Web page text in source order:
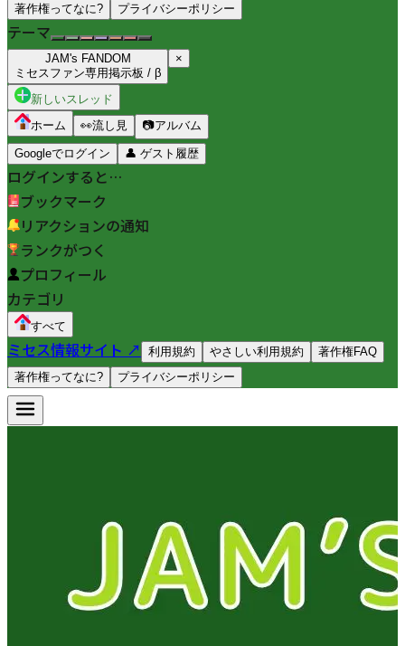
著作権ってなに?
プライバシーポリシー
テーマ
JAM's FANDOM
ミセスファン専用掲示板 / β
×
新しいスレッド
ホーム
👀流し見 📷アルバム
Googleでログイン 👤 ゲスト履歴
ログインすると…
ブックマーク
リアクションの通知
ランクがつく
プロフィール
カテゴリ
すべて
ミセス情報サイト ↗ 利用規約 やさしい利用規約
著作権FAQ
著作権ってなに?
プライバシーポリシー